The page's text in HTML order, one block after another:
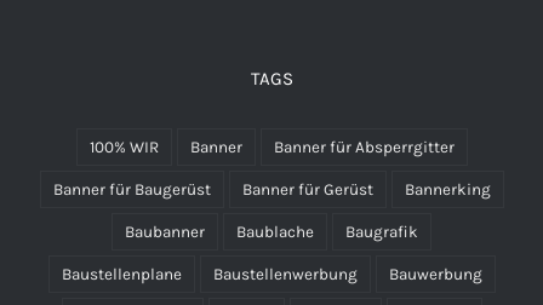
TAGS
100% WIR Banner Banner für Absperrgitter
Banner für Baugerüst Banner für Gerüst Bannerking
Baubanner Baublache Baugrafik
Baustellenplane Baustellenwerbung Bauwerbung